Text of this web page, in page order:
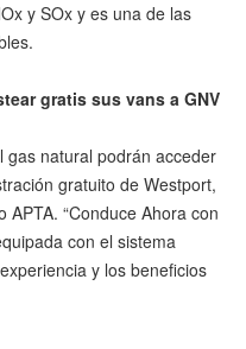
y SOx y es una de las
gratis sus vans a GNV
gas natural podrán acceder
gratuito de Westport,
“Conduce Ahora con
con el sistema
y los beneficios